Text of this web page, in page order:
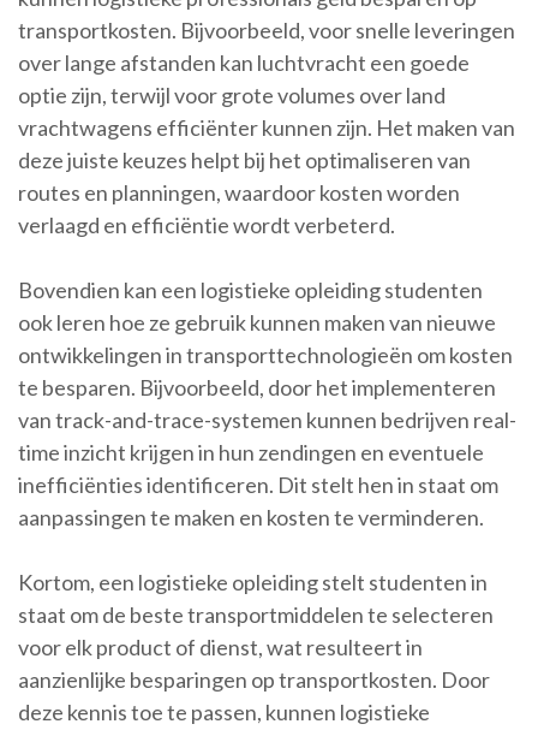
transportkosten. Bijvoorbeeld, voor snelle leveringen
over lange afstanden kan luchtvracht een goede
optie zijn, terwijl voor grote volumes over land
vrachtwagens efficiënter kunnen zijn. Het maken van
deze juiste keuzes helpt bij het optimaliseren van
routes en planningen, waardoor kosten worden
verlaagd en efficiëntie wordt verbeterd.
Bovendien kan een logistieke opleiding studenten
ook leren hoe ze gebruik kunnen maken van nieuwe
ontwikkelingen in transporttechnologieën om kosten
te besparen. Bijvoorbeeld, door het implementeren
van track-and-trace-systemen kunnen bedrijven real-
time inzicht krijgen in hun zendingen en eventuele
inefficiënties identificeren. Dit stelt hen in staat om
aanpassingen te maken en kosten te verminderen.
Kortom, een logistieke opleiding stelt studenten in
staat om de beste transportmiddelen te selecteren
voor elk product of dienst, wat resulteert in
aanzienlijke besparingen op transportkosten. Door
deze kennis toe te passen, kunnen logistieke